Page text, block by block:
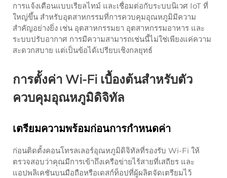
การแจ้งเตือนแบบเรียลไทม์ และเชื่อมต่อกับระบบนิเวศ IoT ที่
ใหญ่ขึ้น สำหรับอุตสาหกรรมที่การควบคุมอุณหภูมิมีความ
สำคัญอย่างยิ่ง เช่น อุตสาหกรรมยา อุตสาหกรรมอาหาร และ
ระบบปรับอากาศ การมีความสามารถเช่นนี้ไม่ใช่เพียงแค่ความ
สะดวกสบาย แต่เป็นข้อได้เปรียบเชิงกลยุทธ์
การตั้งค่า Wi-Fi เบื้องต้นสำหรับตัว
ควบคุมอุณหภูมิดิจิทัล
เตรียมความพร้อมก่อนการกำหนดค่า
ก่อนติดตั้งคอนโทรลเลอร์อุณหภูมิดิจิทัลที่รองรับ Wi-Fi ให้
ตรวจสอบว่าคุณมีการเข้าถึงเครือข่ายไร้สายที่เสถียร และ
แอปพลิเคชันบนมือถือหรือเดสก์ท็อปที่ผู้ผลิตจัดเตรียมไว้